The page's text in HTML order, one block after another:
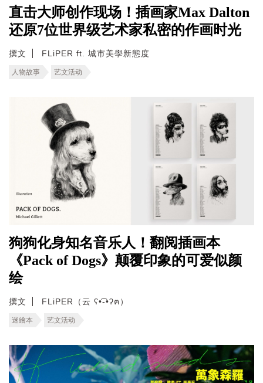
直击大师创作现场！插画家Max Dalton
还原7位世界级艺术家私密的作画时光
撰文 FLiPER ft. 城市美學新態度
人物故事 艺文活动
狗狗化身知名音乐人！翻阅插画本
《Pack of Dogs》颠覆印象的可爱似颜
绘
撰文 FLiPER（云 ʕ•͡-•ʔฅ）
迷繪本 艺文活动